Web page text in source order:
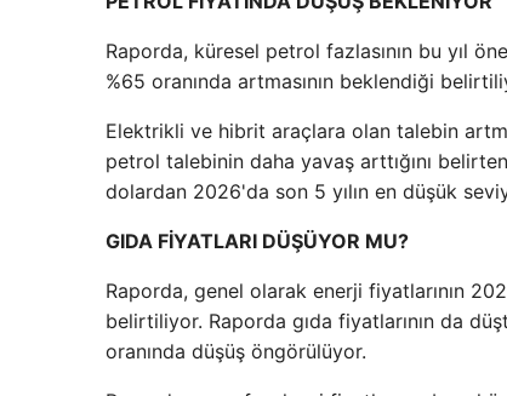
Raporda, küresel petrol fazlasının bu yıl
%65 oranında artmasının beklendiği
Elektrikli ve hibrit araçlara olan talebin
petrol talebinin daha yavaş arttığını
dolardan 2026'da son 5 yılın en düşük
GIDA FİYATLARI DÜŞÜYOR MU?
Raporda, genel olarak enerji fiyatlarının
belirtiliyor. Raporda gıda fiyatlarının da
oranında düşüş öngörülüyor.